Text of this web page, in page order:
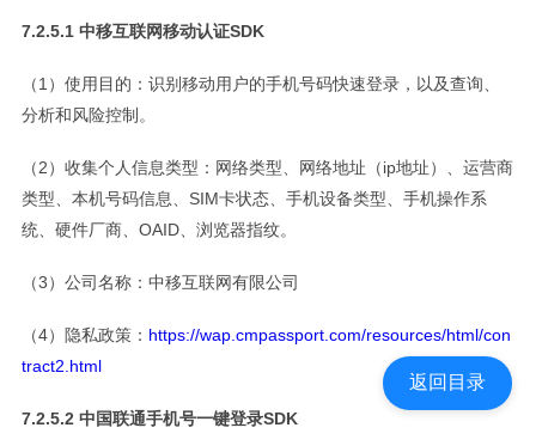
7.2.5.1 中移互联网移动认证SDK
（1）使用目的：识别移动用户的手机号码快速登录，以及查询、
分析和风险控制。
（2）收集个人信息类型：网络类型、网络地址（ip地址）、运营商
类型、本机号码信息、SIM卡状态、手机设备类型、手机操作系
统、硬件厂商、OAID、浏览器指纹。
（3）公司名称：中移互联网有限公司
（4）隐私政策： https://wap.cmpassport.com/resources/html/con
tract2.html
7.2.5.2 中国联通手机号一键登录SDK
返回目录